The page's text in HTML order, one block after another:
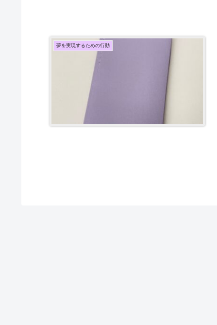
夢を実現するための行動